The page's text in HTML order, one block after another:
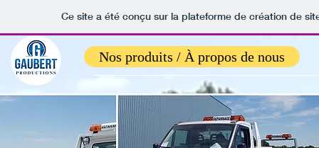
Ce site a été conçu sur la plateforme de création de
Nos produits / À propos de nous